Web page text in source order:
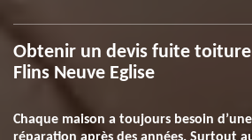
Obtenir un devis fuite toiture
Flins Neuve Eglise
Chaque maison a toujours besoin